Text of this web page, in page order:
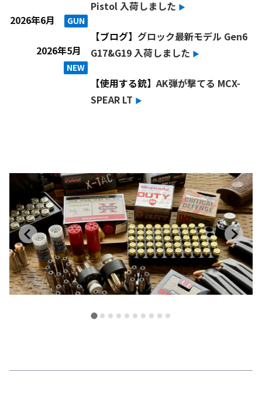
2026年6月 GUN
2026年5月
NEW
Pistol 入荷しました ▶︎
【ブログ】 グロック最新モデル Gen6
G17&G19 入荷しました ▶︎
【使用する銃】AK弾が撃てる MCX-
SPEAR LT ▶︎